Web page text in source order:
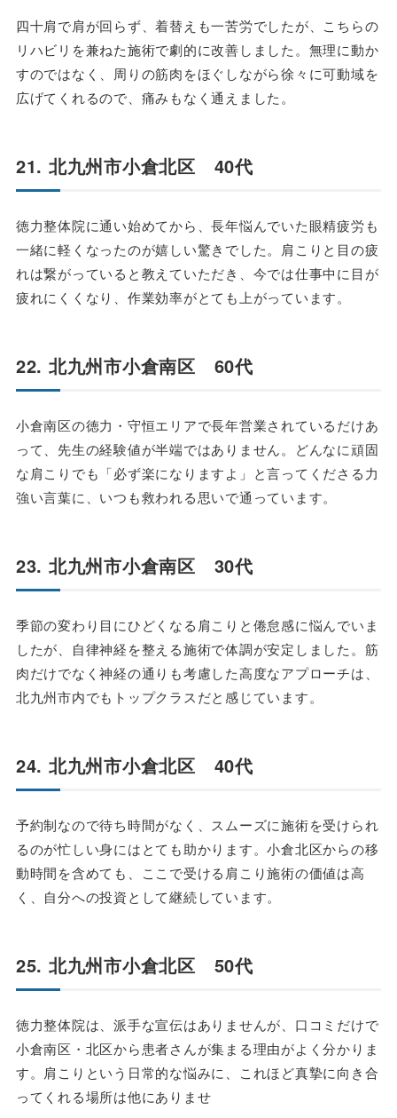
四十肩で肩が回らず、着替えも一苦労でしたが、こちらの
リハビリを兼ねた施術で劇的に改善しました。無理に動か
すのではなく、周りの筋肉をほぐしながら徐々に可動域を
広げてくれるので、痛みもなく通えました。
21. 北九州市小倉北区 40代
徳力整体院に通い始めてから、長年悩んでいた眼精疲労も
一緒に軽くなったのが嬉しい驚きでした。肩こりと目の疲
れは繋がっていると教えていただき、今では仕事中に目が
疲れにくくなり、作業効率がとても上がっています。
22. 北九州市小倉南区 60代
小倉南区の徳力・守恒エリアで長年営業されているだけあ
って、先生の経験値が半端ではありません。どんなに頑固
な肩こりでも「必ず楽になりますよ」と言ってくださる力
強い言葉に、いつも救われる思いで通っています。
23. 北九州市小倉南区 30代
季節の変わり目にひどくなる肩こりと倦怠感に悩んでいま
したが、自律神経を整える施術で体調が安定しました。筋
肉だけでなく神経の通りも考慮した高度なアプローチは、
北九州市内でもトップクラスだと感じています。
24. 北九州市小倉北区 40代
予約制なので待ち時間がなく、スムーズに施術を受けられ
るのが忙しい身にはとても助かります。小倉北区からの移
動時間を含めても、ここで受ける肩こり施術の価値は高
く、自分への投資として継続しています。
25. 北九州市小倉北区 50代
徳力整体院は、派手な宣伝はありませんが、口コミだけで
小倉南区・北区から患者さんが集まる理由がよく分かりま
す。肩こりという日常的な悩みに、これほど真摯に向き合
ってくれる場所は他にありませ